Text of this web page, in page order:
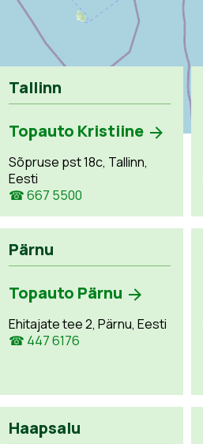
Tallinn
Topauto Kristiine
Sõpruse pst 18c, Tallinn,
Eesti
☎ 667 5500
Pärnu
Topauto Pärnu
Ehitajate tee 2, Pärnu, Eesti
☎ 447 6176
Haapsalu